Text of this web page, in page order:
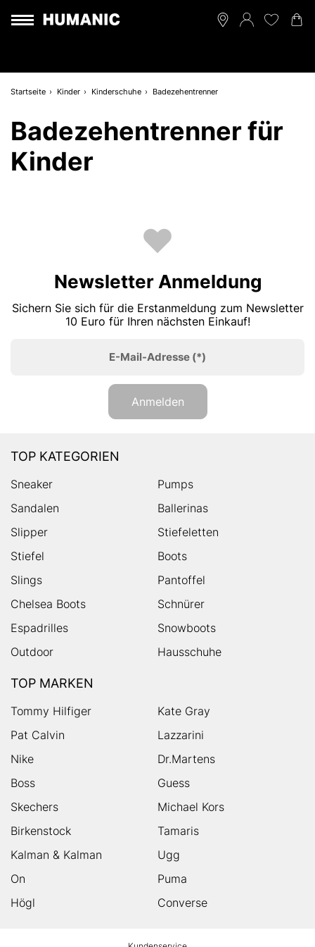
Startseite Kinder Kinderschuhe Badezehentrenner
Badezehentrenner für
Kinder
Newsletter Anmeldung
Sichern Sie sich für die Erstanmeldung zum Newsletter
10 Euro für Ihren nächsten Einkauf!
E-Mail-Adresse (*)
Anmelden
TOP KATEGORIEN
Sneaker
Pumps
Sandalen
Ballerinas
Slipper
Stiefeletten
Stiefel
Boots
Slings
Pantoffel
Chelsea Boots
Schnürer
Espadrilles
Snowboots
Outdoor
Hausschuhe
TOP MARKEN
Tommy Hilfiger
Kate Gray
Pat Calvin
Lazzarini
Nike
Dr.Martens
Boss
Guess
Skechers
Michael Kors
Birkenstock
Tamaris
Kalman & Kalman
Ugg
On
Puma
Högl
Converse